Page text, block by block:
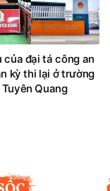
của đại tá công an
kỳ thi lại ở trường
Quang